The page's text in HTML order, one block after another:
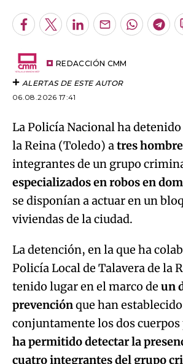
Facebook
TwitterLinkedInEnviarWhatsapp
REDACCIÓN CMM
ALERTAS DE ESTE AUTOR
06.08.2026 17:41
La Policía Nacional ha detenido
la Reina (Toledo) atres
integrantes de un grupo
especializados en robos en
se disponían a actuar en un
viviendas de la ciudad.
La detención, en la que ha
Policía Local de Talavera de la
tenido lugar en el marco de un
prevenciónque han establecido
conjuntamente los dos
ha permitido detectar la
cuatro integrantes del grupo